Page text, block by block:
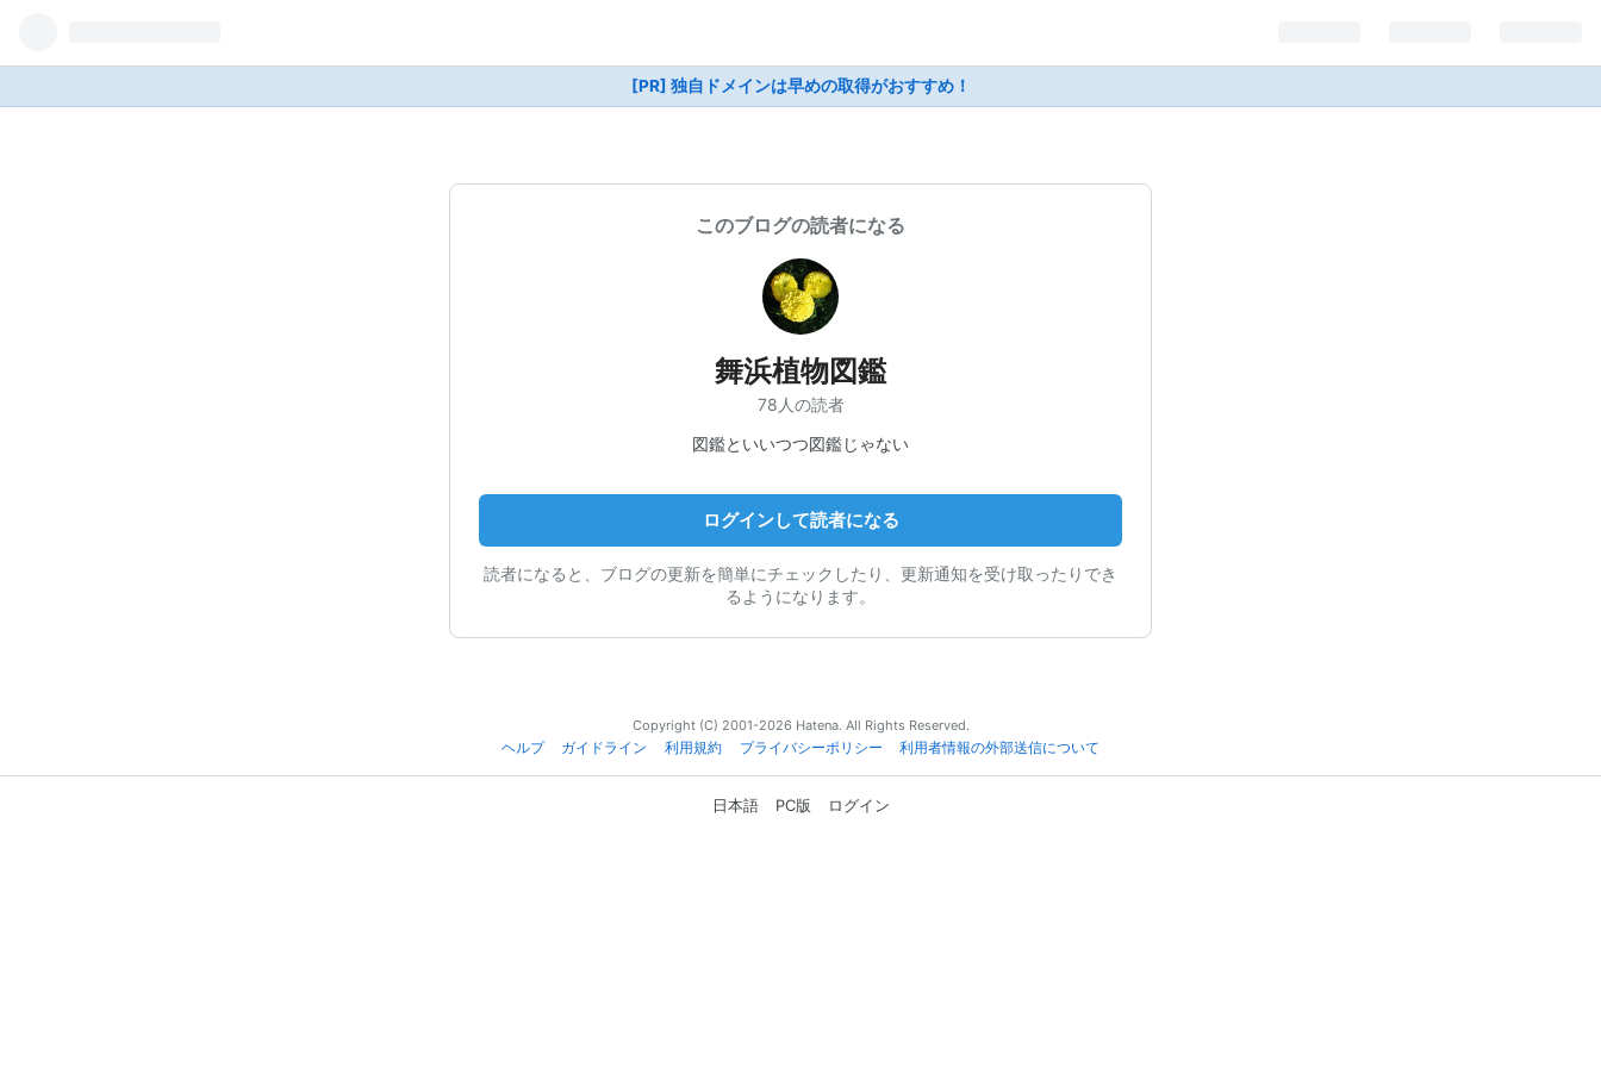
[PR] 独自ドメインは早めの取得がおすすめ！
このブログの読者になる
舞浜植物図鑑
78人の読者
図鑑といいつつ図鑑じゃない
ログインして読者になる
読者になると、ブログの更新を簡単にチェックしたり、更新通知を受け取ったりでき
るようになります。
Copyright (C) 2001-2026 Hatena. All Rights Reserved.
ヘルプ
ガイドライン 利用規約 プライバシーポリシー 利用者情報の外部送信について
日本語 PC版 ログイン